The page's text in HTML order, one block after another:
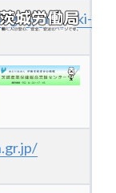
ibaraki-